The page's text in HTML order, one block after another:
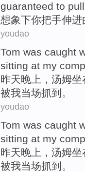
guaranteed to pull
想象下你把手伸进
youdao
Tom was caught
sitting at my
昨天晚上， 汤姆坐
被我当场抓到。
youdao
Tom was caught
sitting at my
昨天晚上， 汤姆坐
被我当场抓到。